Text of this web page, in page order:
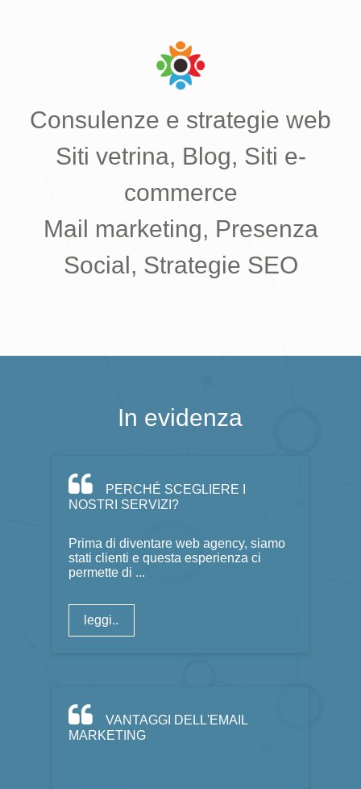
Consulenze e strategie web
Siti vetrina, Blog, Siti e-
commerce
Mail marketing, Presenza
Social, Strategie SEO
In evidenza
PERCHÉ SCEGLIERE I
NOSTRI SERVIZI?
Prima di diventare web agency, siamo
stati clienti e questa esperienza ci
permette di ...
leggi..
VANTAGGI DELL'EMAIL
MARKETING